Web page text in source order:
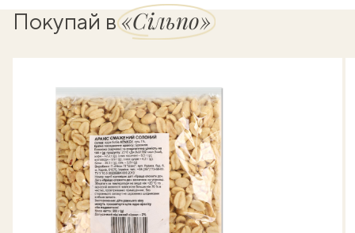
Покупай в«Сільпо»